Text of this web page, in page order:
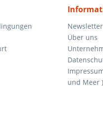
Newsletter
Über uns
und Meer )